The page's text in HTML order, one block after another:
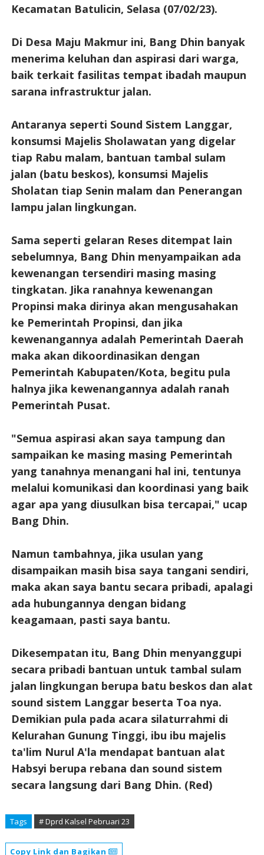
Kecamatan Batulicin, Selasa (07/02/23).
Di Desa Maju Makmur ini, Bang Dhin banyak
menerima keluhan dan aspirasi dari warga,
baik terkait fasilitas tempat ibadah maupun
sarana infrastruktur jalan.
Antaranya seperti Sound Sistem Langgar,
konsumsi Majelis Sholawatan yang digelar
tiap Rabu malam, bantuan tambal sulam
jalan (batu beskos), konsumsi Majelis
Sholatan tiap Senin malam dan Penerangan
lampu jalan lingkungan.
Sama seperti gelaran Reses ditempat lain
sebelumnya, Bang Dhin menyampaikan ada
kewenangan tersendiri masing masing
tingkatan. Jika ranahnya kewenangan
Propinsi maka dirinya akan mengusahakan
ke Pemerintah Propinsi, dan jika
kewenangannya adalah Pemerintah Daerah
maka akan dikoordinasikan dengan
Pemerintah Kabupaten/Kota, begitu pula
halnya jika kewenangannya adalah ranah
Pemerintah Pusat.
"Semua aspirasi akan saya tampung dan
sampaikan ke masing masing Pemerintah
yang tanahnya menangani hal ini, tentunya
melalui komunikasi dan koordinasi yang baik
agar apa yang diusulkan bisa tercapai," ucap
Bang Dhin.
Namun tambahnya, jika usulan yang
disampaikan masih bisa saya tangani sendiri,
maka akan saya bantu secara pribadi, apalagi
ada hubungannya dengan bidang
keagamaan, pasti saya bantu.
Dikesempatan itu, Bang Dhin menyanggupi
secara pribadi bantuan untuk tambal sulam
jalan lingkungan berupa batu beskos dan alat
sound sistem Langgar beserta Toa nya.
Demikian pula pada acara silaturrahmi di
Kelurahan Gunung Tinggi, ibu ibu majelis
ta'lim Nurul A'la mendapat bantuan alat
Habsyi berupa rebana dan sound sistem
secara langsung dari Bang Dhin. (Red)
Tags # Dprd Kalsel Pebruari 23
Copy Link dan Bagikan